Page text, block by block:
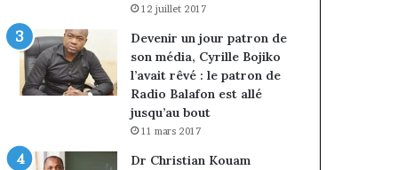
12 juillet 2017
Devenir un jour patron de
son média, Cyrille Bojiko
l’avait rêvé : le patron de
Radio Balafon est allé
jusqu’au bout
11 mars 2017
Dr Christian Kouam